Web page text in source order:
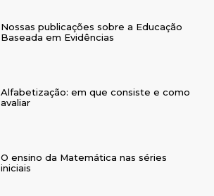
Nossas publicações sobre a Educação
Baseada em Evidências
Alfabetização: em que consiste e como
avaliar
O ensino da Matemática nas séries
iniciais